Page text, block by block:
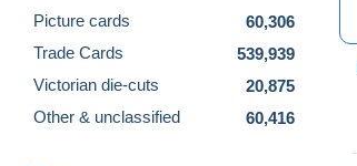
Picture cards
60,306
Trade Cards
539,939
Victorian die-cuts
20,875
Other & unclassified
60,416